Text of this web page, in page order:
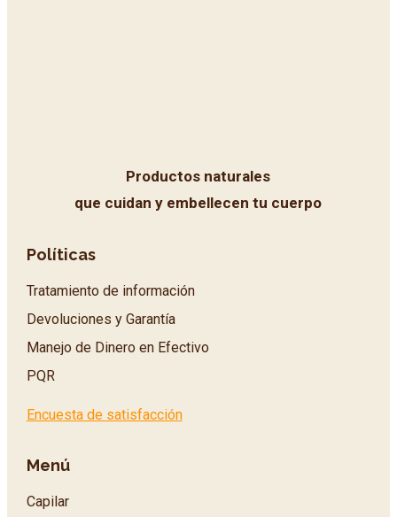
Productos naturales
que cuidan y embellecen tu cuerpo
Políticas
Tratamiento de información
Devoluciones y Garantía
Manejo de Dinero en Efectivo
PQR
Encuesta de satisfacción
Menú
Capilar